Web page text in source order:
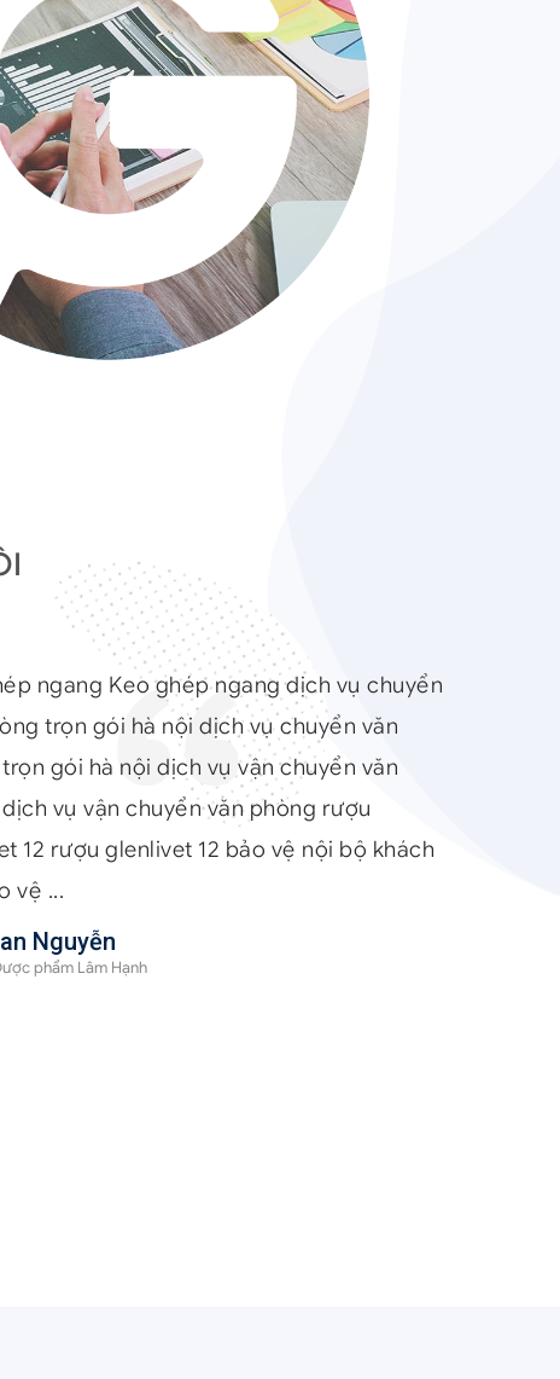
ngang Keo ghép ngang dịch vụ chuyển
trọn gói hà nội dịch vụ chuyển văn
gói hà nội dịch vụ vận chuyển văn
vụ vận chuyển văn phòng rượu
12 rượu glenlivet 12 bảo vệ nội bộ khách
vệ ...
Nguyễn
phẩm Lâm Hạnh